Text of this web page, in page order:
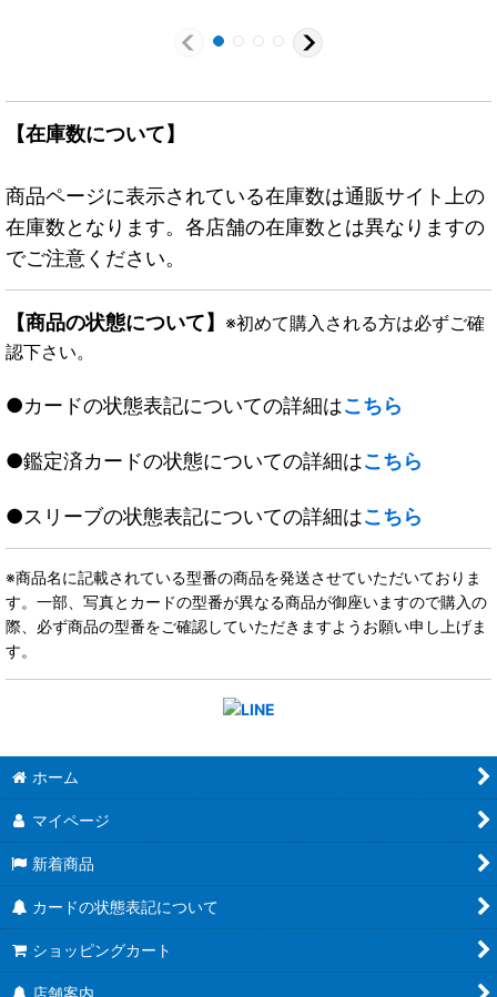
【在庫数について】
商品ページに表示されている在庫数は通販サイト上の
在庫数となります。各店舗の在庫数とは異なりますの
でご注意ください。
【商品の状態について】 ※初めて購入される方は必ずご確
認下さい。
●カードの状態表記についての詳細はこちら
●鑑定済カードの状態についての詳細はこちら
●スリーブの状態表記についての詳細はこちら
※商品名に記載されている型番の商品を発送させていただいておりま
す。一部、写真とカードの型番が異なる商品が御座いますので購入の
際、必ず商品の型番をご確認していただきますようお願い申し上げま
す。
ホーム
マイページ
新着商品
カードの状態表記について
ショッピングカート